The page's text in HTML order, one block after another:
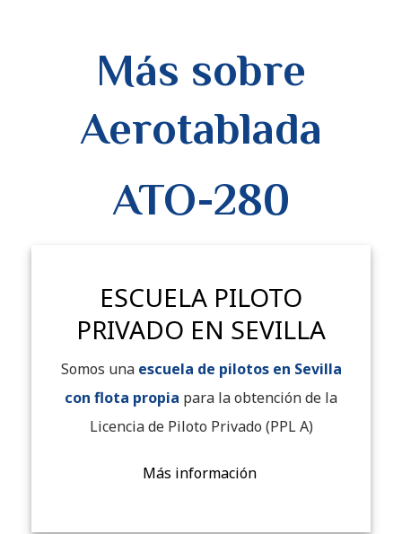
Más sobre
Aerotablada
ATO-280
ESCUELA PILOTO
PRIVADO EN SEVILLA
Somos una escuela de pilotos en Sevilla
con flota propia para la obtención de la
Licencia de Piloto Privado (PPL A)
Más información